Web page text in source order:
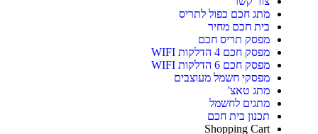
מתג חכם כפול לתריס
בית חכם מחיר
מפסק תריס חכם
מפסק חכם 4 הדלקות WIFI
מפסק חכם 6 הדלקות WIFI
מפסקי חשמל מעוצבים
מתג טאצ'
מתגים לחשמל
תכנון בית חכם
Shopping Cart